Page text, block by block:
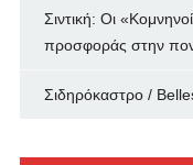
Σιντική: Οι
προσφοράς στην
Σιδηρόκαστρο /